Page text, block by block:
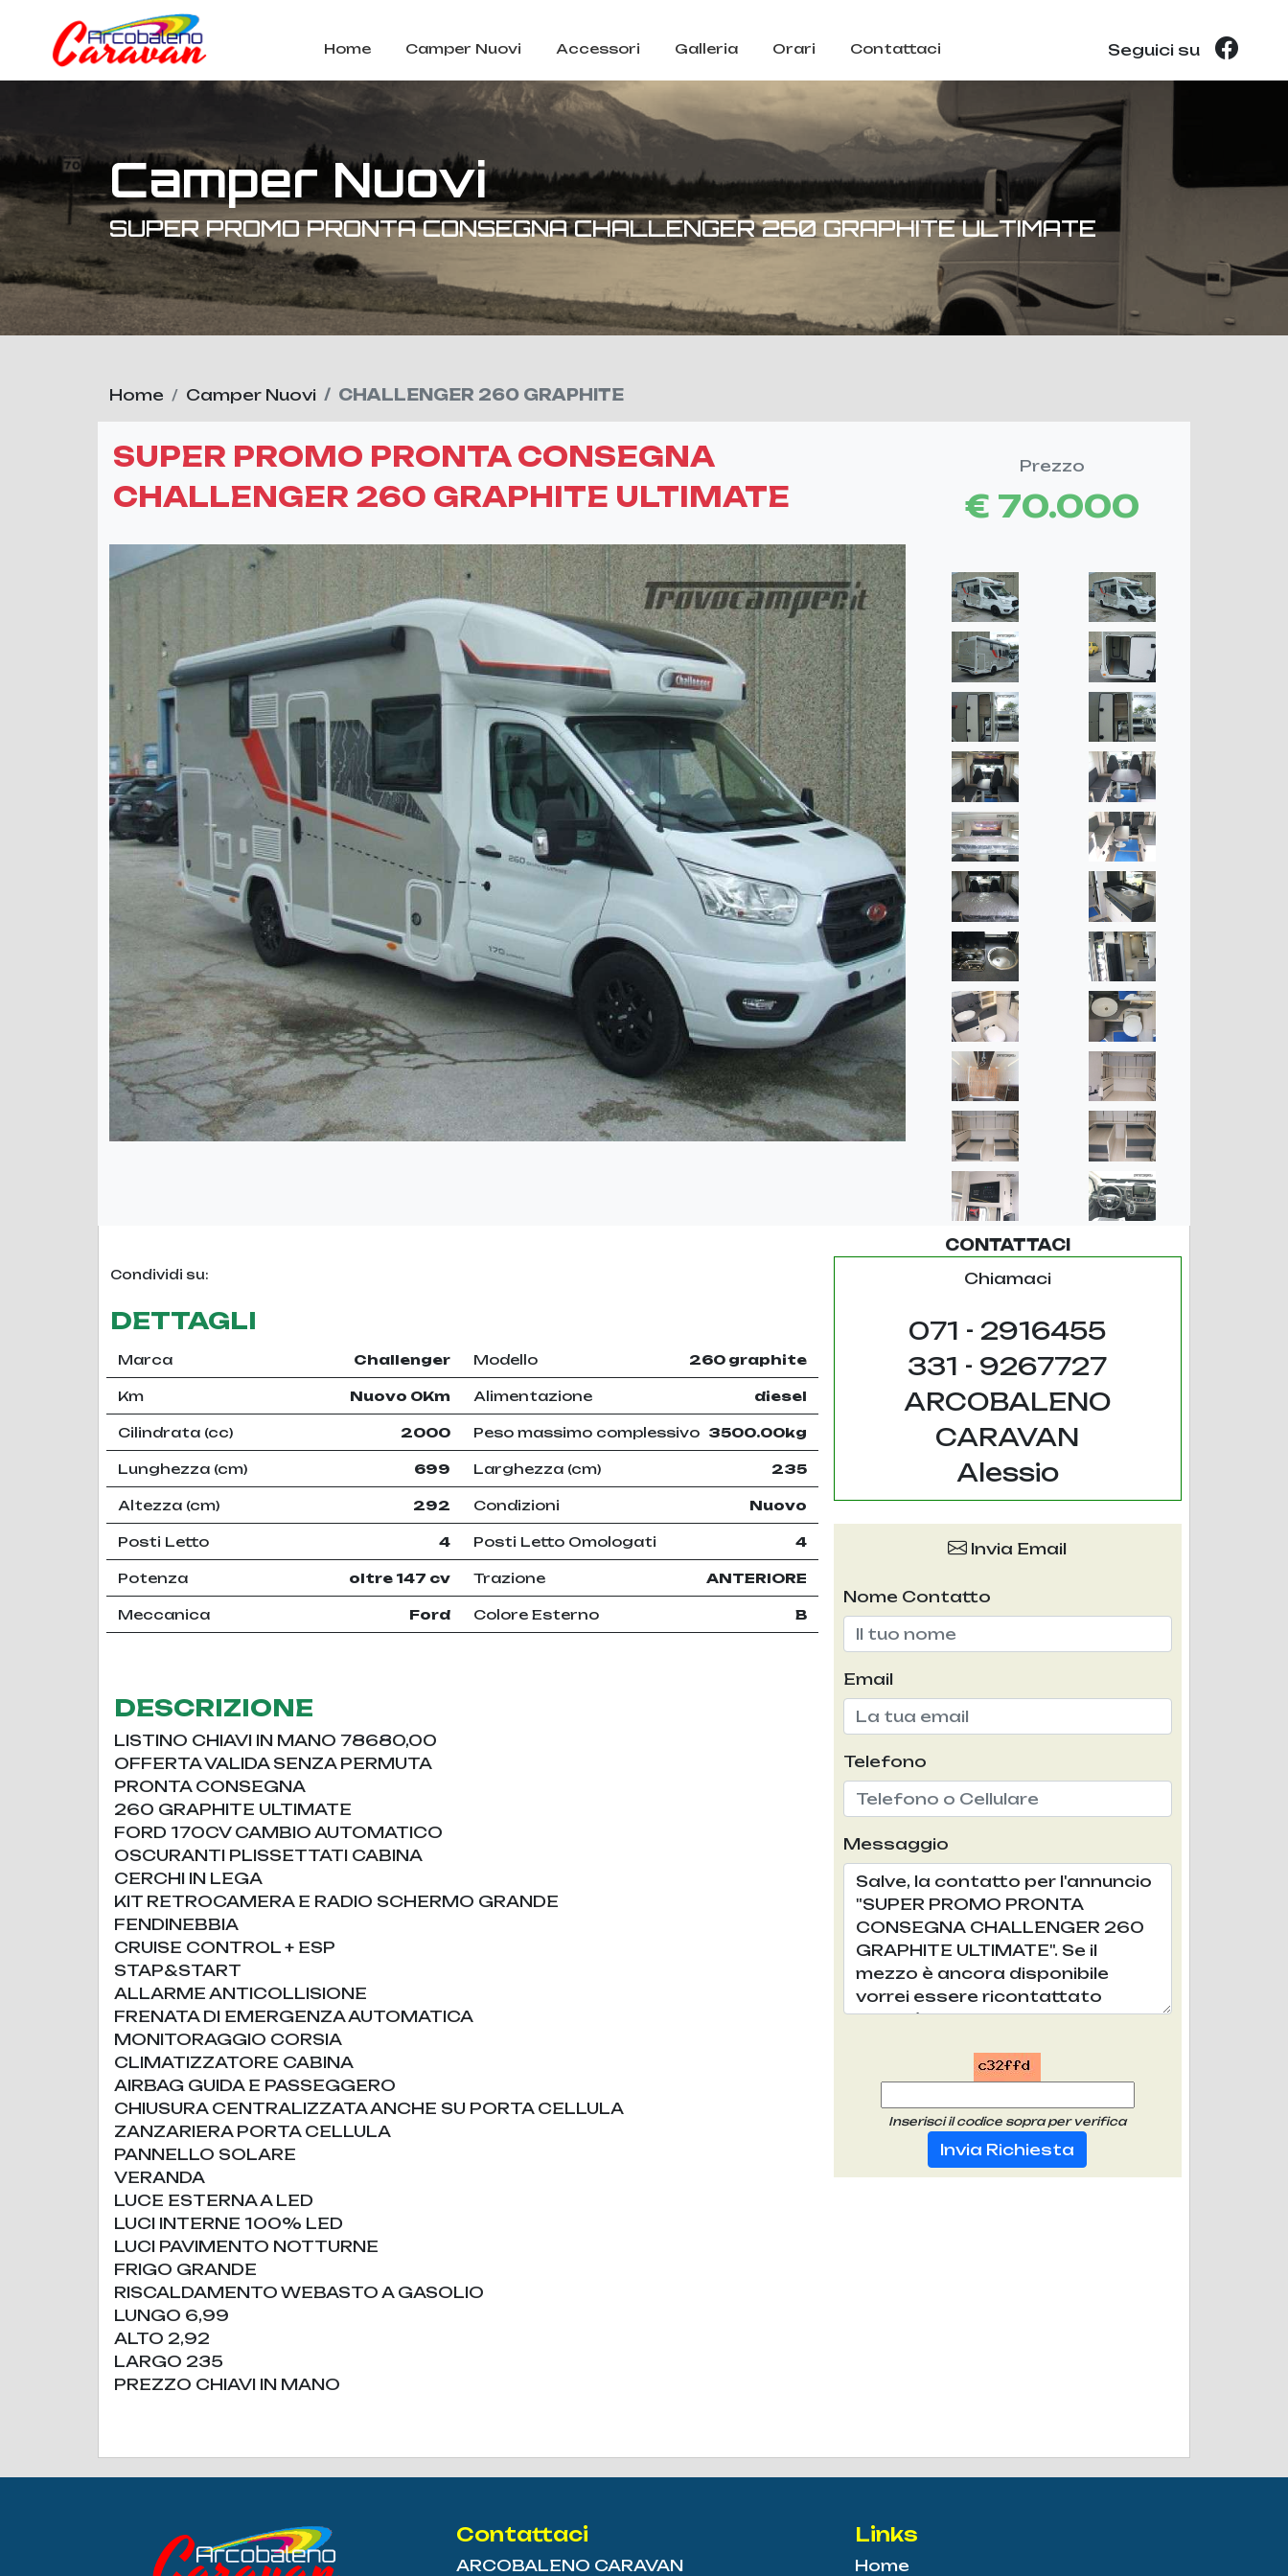
Home Camper Nuovi Accessori Galleria Orari Contattaci Seguici su
Camper Nuovi
SUPER PROMO PRONTA CONSEGNA CHALLENGER 260 GRAPHITE ULTIMATE
Home Camper Nuovi CHALLENGER 260 GRAPHITE
SUPER PROMO PRONTA CONSEGNA
CHALLENGER 260 GRAPHITE ULTIMATE
Prezzo
€ 70.000
Condividi su:
DETTAGLI
Marca Challenger Modello 260 graphite
Km Nuovo 0Km Alimentazione diesel
Cilindrata (cc) 2000 Peso massimo complessivo 3500.00kg
Lunghezza (cm) 699 Larghezza (cm) 235
Altezza (cm) 292 Condizioni Nuovo
Posti Letto 4 Posti Letto Omologati 4
Potenza oltre 147 cv Trazione ANTERIORE
Meccanica Ford Colore Esterno B
DESCRIZIONE
LISTINO CHIAVI IN MANO 78680,00
OFFERTA VALIDA SENZA PERMUTA
PRONTA CONSEGNA
260 GRAPHITE ULTIMATE
FORD 170CV CAMBIO AUTOMATICO
OSCURANTI PLISSETTATI CABINA
CERCHI IN LEGA
KIT RETROCAMERA E RADIO SCHERMO GRANDE
FENDINEBBIA
CRUISE CONTROL + ESP
STAP&START
ALLARME ANTICOLLISIONE
FRENATA DI EMERGENZA AUTOMATICA
MONITORAGGIO CORSIA
CLIMATIZZATORE CABINA
AIRBAG GUIDA E PASSEGGERO
CHIUSURA CENTRALIZZATA ANCHE SU PORTA CELLULA
ZANZARIERA PORTA CELLULA
PANNELLO SOLARE
VERANDA
LUCE ESTERNA A LED
LUCI INTERNE 100% LED
LUCI PAVIMENTO NOTTURNE
FRIGO GRANDE
RISCALDAMENTO WEBASTO A GASOLIO
LUNGO 6,99
ALTO 2,92
LARGO 235
PREZZO CHIAVI IN MANO
CONTATTACI
Chiamaci
071 - 2916455
331 - 9267727
ARCOBALENO
CARAVAN
Alessio
Invia Email
Nome Contatto
Email
Telefono
Messaggio
Inserisci il codice sopra per verifica
Invia Richiesta
Contattaci
ARCOBALENO CARAVAN
Links
Home